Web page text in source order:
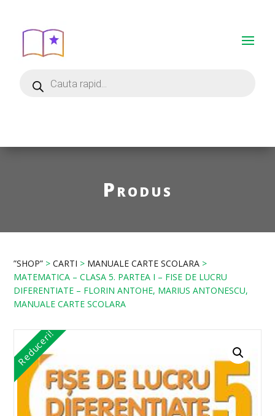
Produs
”SHOP” >CARTI > MANUALE CARTE SCOLARA >
MATEMATICA – CLASA 5. PARTEA I – FISE DE LUCRU
DIFERENTIATE – FLORIN ANTOHE, MARIUS ANTONESCU,
MANUALE CARTE SCOLARA
Reduceri!